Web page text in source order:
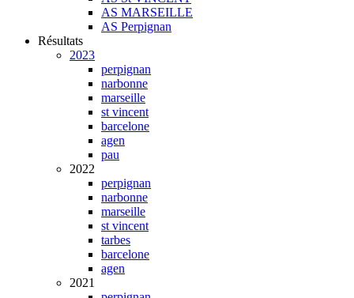
AS MARSEILLE
AS Perpignan
Résultats
2023
perpignan
narbonne
marseille
st vincent
barcelone
agen
pau
2022
perpignan
narbonne
marseille
st vincent
tarbes
barcelone
agen
2021